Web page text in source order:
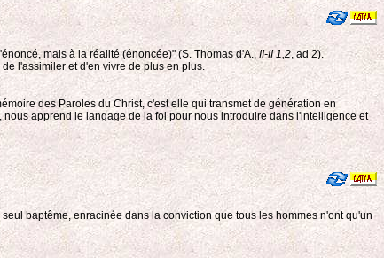
mais à la réalité (énoncée)" (S. Thomas d'A.,II-II 1,2, ad 2).
l'assimiler et d'en vivre de plus en plus.
des Paroles du Christ, c'est elle qui transmet de génération en
apprend le langage de la foi pour nous introduire dans l'intelligence et
baptême, enracinée dans la conviction que tous les hommes n'ont qu'un